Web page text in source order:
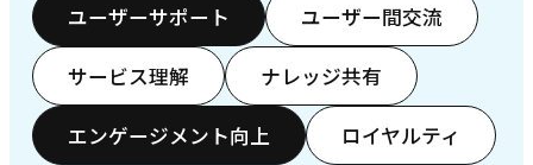
ユーザーサポート ユーザー間交流
サービス理解 ナレッジ共有
エンゲージメント向上 ロイヤルティ